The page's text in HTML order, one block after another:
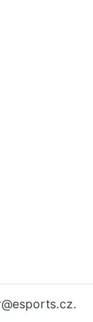
@esports.cz.